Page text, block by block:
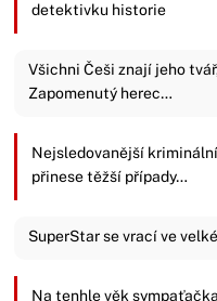
detektivku historie
Všichni Češi znají jeho
Zapomenutý herec…
Nejsledovanější
přinese těžší případy…
SuperStar se vrací ve
Na tenhle věk